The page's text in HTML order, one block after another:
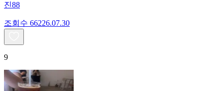
진88
조회수 66226.07.30
9